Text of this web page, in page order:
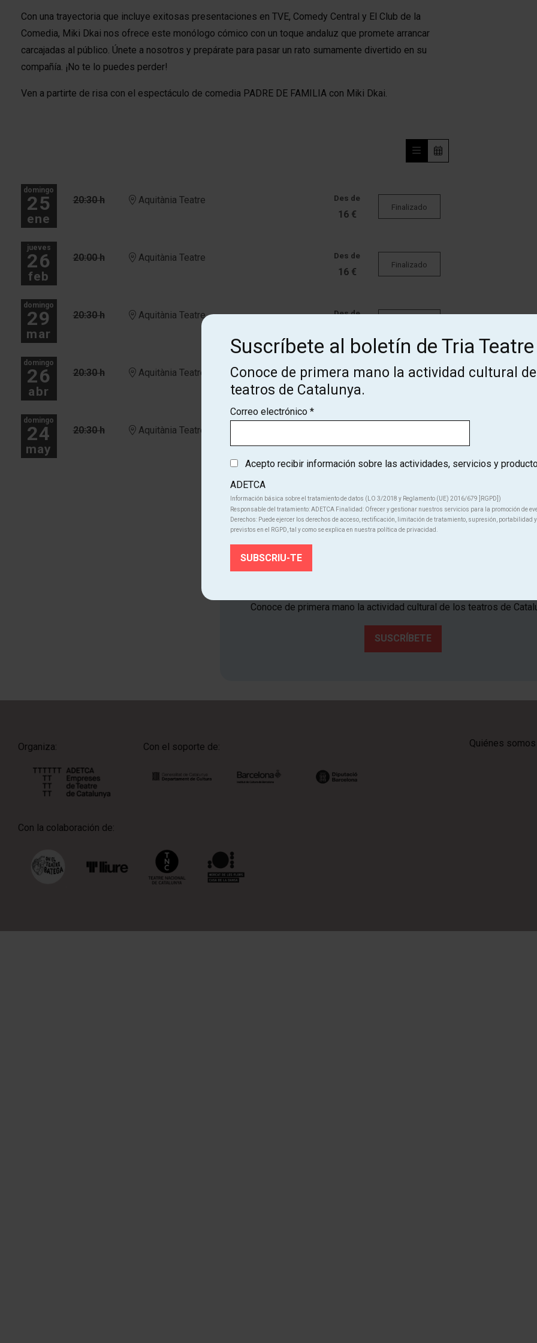
Con una trayectoria que incluye exitosas presentaciones en TVE, Comedy Central y El Club de la
Comedia, Miki Dkai nos ofrece este monólogo cómico con un toque andaluz que promete arrancar
carcajadas al público. Únete a nosotros y prepárate para pasar un rato sumamente divertido en su
compañía. ¡No te lo puedes perder!
Ven a partirte de risa con el espectáculo de comedia PADRE DE FAMILIA con Miki Dkai.
domingo
25
ene
20:30 h Aquitània Teatre Des de
16 €
Finalizado
jueves
26
feb
20:00 h Aquitània Teatre Des de
16 €
Finalizado
domingo
29
mar
20:30 h Aquitània Teatre Des de
domingo
26
abr
20:30 h Aquitània Teatre Des de
16 €
Finalizado
domingo
24
may
20:30 h Aquitània Teatre
16 €
¡Suscríbete al boletín de Tria
Conoce de primera mano la actividad cultural de los teatros de
SUSCRÍBETE
Organiza: Con el soporte de:
Con la colaboración de:
Quiénes somos
Suscríbete al boletín de Tria Teatre
Conoce de primera mano la actividad cultural
teatros de Catalunya.
Correo electrónico *
Acepto recibir información sobre las actividades, servicios y
ADETCA
Información básica sobre el tratamiento de datos (LO 3/2018 y Reglamento (UE) 2016/679 ]RGPD])
Responsable del tratamiento: ADETCA Finalidad: Ofrecer y gestionar nuestros servicios para la promoción de
Derechos: Puede ejercer los derechos de acceso, rectificación, limitación de tratamiento, supresión, portabilidad y
previstos en el RGPD, tal y como se explica en nuestra política de privacidad.